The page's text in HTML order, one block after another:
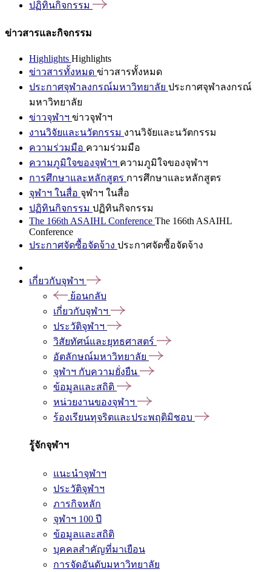
ปฏิทินกิจกรรม
ข่าวสารและกิจกรรม
Highlights Highlights
ข่าวสารทั้งหมด ข่าวสารทั้งหมด
ประกาศจุฬาลงกรณ์มหาวิทยาลัย ประกาศจุฬาลงกรณ์
มหาวิทยาลัย
ข่าวจุฬาฯ ข่าวจุฬาฯ
งานวิจัยและนวัตกรรม งานวิจัยและนวัตกรรม
ความร่วมมือ ความร่วมมือ
ความภูมิใจของจุฬาฯ ความภูมิใจของจุฬาฯ
การศึกษาและหลักสูตร การศึกษาและหลักสูตร
จุฬาฯ ในสื่อ จุฬาฯ ในสื่อ
ปฏิทินกิจกรรม ปฏิทินกิจกรรม
The 166th ASAIHL Conference The 166th ASAIHL
Conference
ประกาศจัดซื้อจัดจ้าง ประกาศจัดซื้อจัดจ้าง
เกี่ยวกับจุฬาฯ
ย้อนกลับ
เกี่ยวกับจุฬาฯ
ประวัติจุฬาฯ
วิสัยทัศน์และยุทธศาสตร์
อัตลักษณ์มหาวิทยาลัย
จุฬาฯ กับความยั่งยืน
ข้อมูลและสถิติ
หน่วยงานของจุฬาฯ
ร้องเรียนทุจริตและประพฤติมิชอบ
รู้จักจุฬาฯ
แนะนำจุฬาฯ
ประวัติจุฬาฯ
ภารกิจหลัก
จุฬาฯ 100 ปี
ข้อมูลและสถิติ
บุคคลสำคัญที่มาเยือน
การจัดอันดับมหาวิทยาลัย